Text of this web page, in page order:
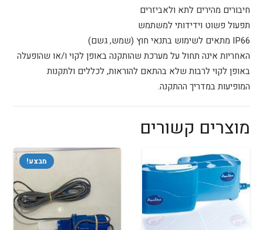
חיבורים מהירים לתא ולאביזרים
תפעול פשוט וידידותי למשתמש
IP66 מתאים לשימוש בתנאי חוץ (שמש, גשם)
האחריות אינה תחול על מערכת שהותקנה באופן לקוי ו/או שהופעלה
באופן לקוי לרבות שלא בהתאם להוראות, לכללים ולתקנות
המופיעות במדריך ההתקנה.
מוצרים קשורים
מבצע!